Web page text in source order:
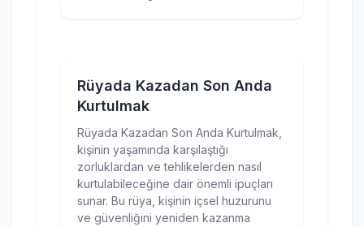
Rüyada Kazadan Son Anda
Kurtulmak
Rüyada Kazadan Son Anda Kurtulmak,
kişinin yaşamında karşılaştığı
zorluklardan ve tehlikelerden nasıl
kurtulabileceğine dair önemli ipuçları
sunar. Bu rüya, kişinin içsel huzurunu
ve güvenliğini yeniden kazanma